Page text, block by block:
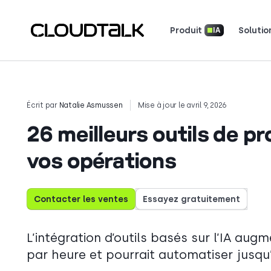
Produit IA
Écrit par Natalie Asmussen Mise à jour le avril 9, 2026
26 meilleurs outils de
vos opérations
Contacter les ventes Essayez gratuitement
L’intégration d’outils basés sur l’IA
par heure et pourrait automatiser